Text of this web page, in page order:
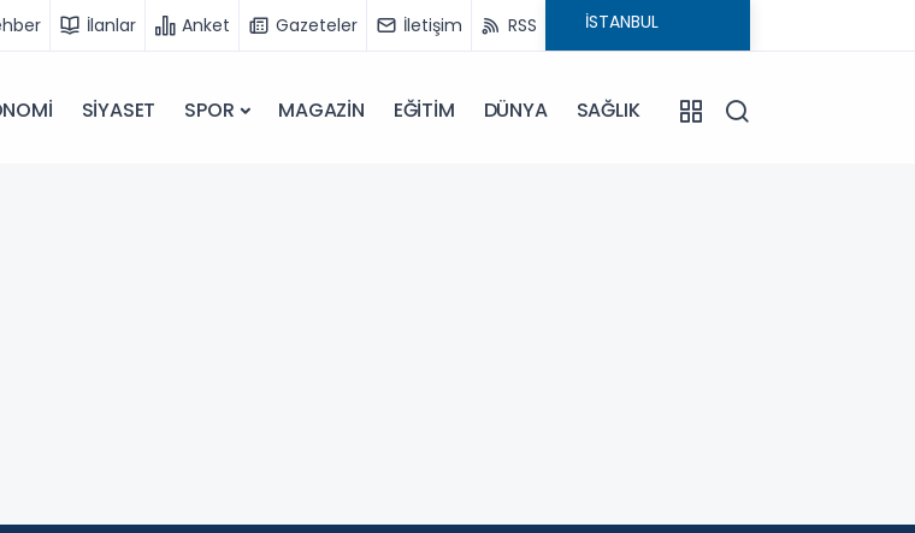
İlanlar Anket Gazeteler İletişim RSS
SİYASET SPOR MAGAZİN EĞİTİM DÜNYA SAĞLIK